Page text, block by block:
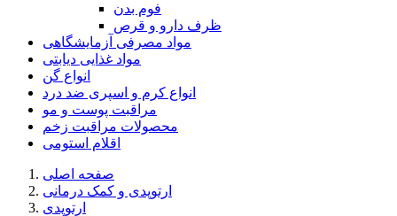
فوم بدن
ظرف دارو و قرص
مواد مصرفی آزمایشگاهی
مواد غذایی دیابتی
انواع گن
انواع کرم و اسپری ضد درد
مراقبت پوست و مو
محصولات مراقبت زخم
اقلام استومی
صفحه اصلی
ارتوپدی و کمک درمانی
ارتوپدی